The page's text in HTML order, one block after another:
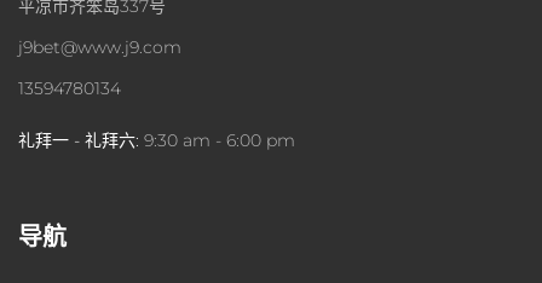
平凉市齐笨岛337号
j9bet@www.j9.com
13594780134
礼拜一 - 礼拜六: 9:30 am - 6:00 pm
导航